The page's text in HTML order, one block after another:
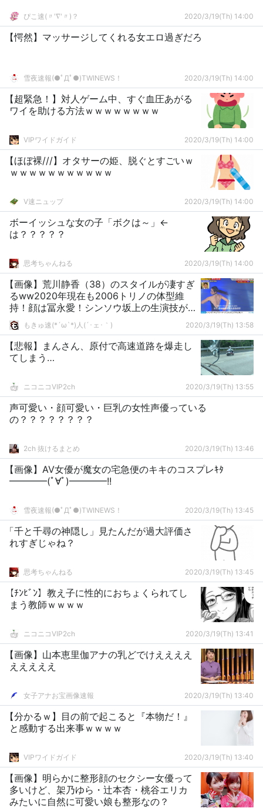
ぴこ速(〃'∇'〃)？ 2020/3/19(Th) 14:00
【愕然】マッサージしてくれる女エロ過ぎだろ
雪夜速報(●ﾟДﾟ●)TWINEWS！ 2020/3/19(Th) 14:00
【超緊急！】対人ゲーム中、すぐ血圧あがる
ワイを助ける方法ｗｗｗｗｗｗｗｗ
VIPワイドガイド 2020/3/19(Th) 14:00
【ほぼ裸///】オタサーの姫、脱ぐとすごいｗ
ｗｗｗｗｗｗｗｗｗｗｗ
V速ニュップ 2020/3/19(Th) 14:00
ボーイッシュな女の子「ボクは～」←
は？？？？？
思考ちゃんねる 2020/3/19(Th) 14:00
【画像】荒川静香（38）のスタイルが凄すぎ
るww2020年現在も2006トリノの体型維
持！顔は冨永愛！シンソウ坂上の生演技が
大反響！
もきゅ速(*´ω`*)人(´･ェ･｀) 2020/3/19(Th) 13:58
【悲報】まんさん、原付で高速道路を爆走し
てしまう…
ニコニコVIP2ch 2020/3/19(Th) 13:55
声可愛い・顔可愛い・巨乳の女性声優っている
の？？？？？？？？
2ch 抜けるまとめ 2020/3/19(Th) 13:46
【画像】AV女優が魔女の宅急便のキキのコスプレｷﾀ
━━━━(ﾟ∀ﾟ)━━━━!!
雪夜速報(●ﾟДﾟ●)TWINEWS！ 2020/3/19(Th) 13:45
「千と千尋の神隠し」見たんだが過大評価さ
れすぎじゃね？
思考ちゃんねる 2020/3/19(Th) 13:45
【ﾁﾝﾋﾞﾝ】教え子に性的におちょくられてし
まう教師ｗｗｗｗ
ニコニコVIP2ch 2020/3/19(Th) 13:41
【画像】山本恵里伽アナの乳どでけええええ
えええええ
女子アナお宝画像速報 2020/3/19(Th) 13:40
【分かるｗ】目の前で起こると『本物だ！』
と感動する出来事ｗｗｗｗ
VIPワイドガイド 2020/3/19(Th) 13:40
【画像】明らかに整形顔のセクシー女優って
多いけど、架乃ゆら・辻本杏・桃谷エリカ
みたいに自然に可愛い娘も整形なの？